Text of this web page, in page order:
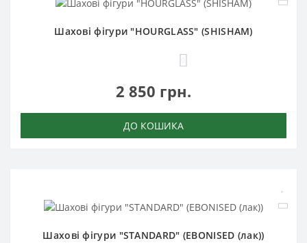
Шахові фігури "HOURGLASS" (SHISHAM)
2 850 грн.
ДО КОШИКА
Шахові фігури "STANDARD" (EBONISED (лак))